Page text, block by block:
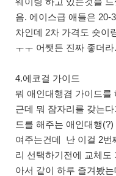
음. 에이스급 애들은 20-
차인데 2차 가격도 숏이
ㅜㅜ 어쨋든 진짜 좋더라.
4.에코걸 가이드
뭐 애인대행겸 가이드를
근데 뭐 잠자리를 갖는
드를 해주는 애인대행
여주는건데 난 이걸 2번
리 선택하기전에 교체도
아서 같이 하루 즐겨봤